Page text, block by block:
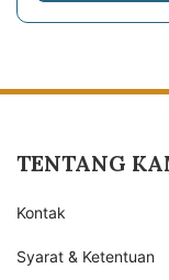
TENTANG
Kontak
Syarat & Ketentuan